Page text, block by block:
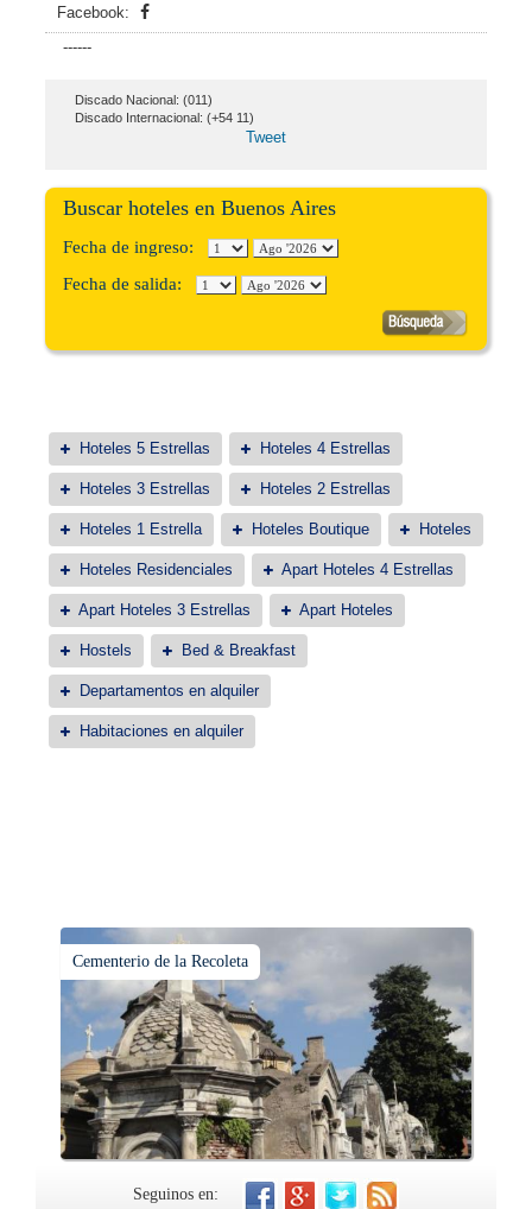
Facebook:
------
Discado Nacional: (011)
Discado Internacional: (+54 11)
Tweet
Buscar hoteles en Buenos Aires
Fecha de ingreso:
Fecha de salida:
Hoteles 5 Estrellas Hoteles 4 Estrellas
Hoteles 3 Estrellas Hoteles 2 Estrellas
Hoteles 1 Estrella Hoteles Boutique Hoteles
Hoteles Residenciales Apart Hoteles 4 Estrellas
Apart Hoteles 3 Estrellas Apart Hoteles
Hostels Bed & Breakfast
Departamentos en alquiler
Habitaciones en alquiler
Cementerio de la Recoleta
Seguinos en: